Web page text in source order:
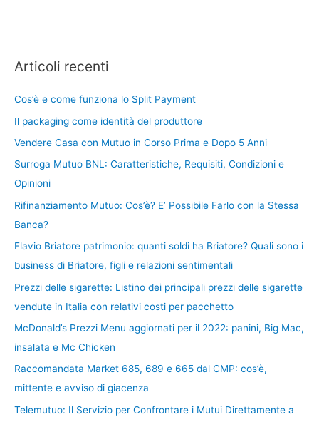
Articoli recenti
Cos’è e come funziona lo Split Payment
Il packaging come identità del produttore
Vendere Casa con Mutuo in Corso Prima e Dopo 5 Anni
Surroga Mutuo BNL: Caratteristiche, Requisiti, Condizioni e
Opinioni
Rifinanziamento Mutuo: Cos’è? E’ Possibile Farlo con la Stessa
Banca?
Flavio Briatore patrimonio: quanti soldi ha Briatore? Quali sono i
business di Briatore, figli e relazioni sentimentali
Prezzi delle sigarette: Listino dei principali prezzi delle sigarette
vendute in Italia con relativi costi per pacchetto
McDonald’s Prezzi Menu aggiornati per il 2022: panini, Big Mac,
insalata e Mc Chicken
Raccomandata Market 685, 689 e 665 dal CMP: cos’è,
mittente e avviso di giacenza
Telemutuo: Il Servizio per Confrontare i Mutui Direttamente a